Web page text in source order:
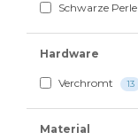
Schwarze Perle
Hardware
Verchromt 13
Material